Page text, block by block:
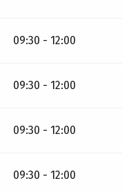
09:30 - 12:00
09:30 - 12:00
09:30 - 12:00
09:30 - 12:00